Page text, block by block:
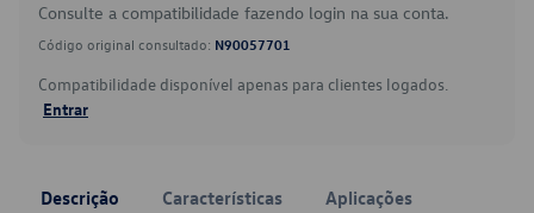
Consulte a compatibilidade fazendo login na sua conta.
Código original consultado: N90057701
Compatibilidade disponível apenas para clientes logados.
Entrar
Descrição Características Aplicações